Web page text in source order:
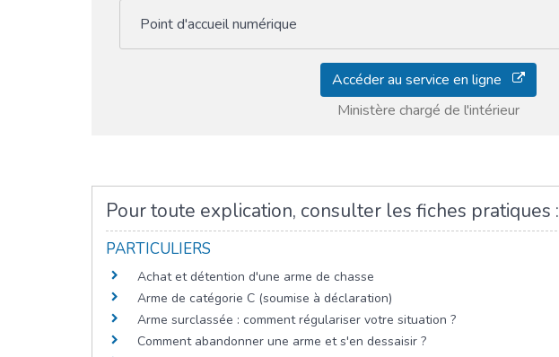
Point d'accueil numérique
Accéder au service en ligne
Ministère chargé de l'intérieur
Pour toute explication, consulter les fiches pratiques :
PARTICULIERS
Achat et détention d'une arme de chasse
Arme de catégorie C (soumise à déclaration)
Arme surclassée : comment régulariser votre situation ?
Comment abandonner une arme et s'en dessaisir ?